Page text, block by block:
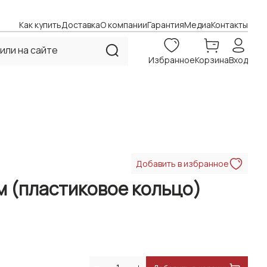
Как купитьДоставкаО компанииГарантияМедиаКонтакты
ИзбранноеКорзинаВход
Добавить в избранное
(пластиковое кольцо)